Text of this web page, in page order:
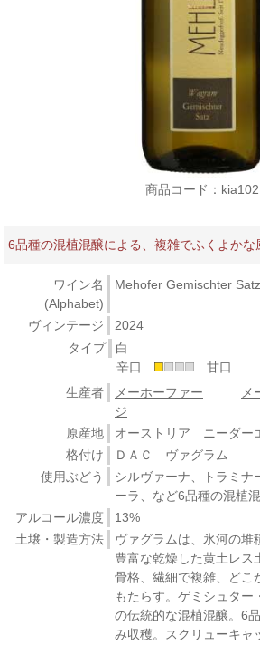
商品コード：kia102
6品種の混植混醸による、複雑でふくよかな
ワイン名
(Alphabet)
Mehofer Gemischter
ヴィンテージ
2024
タイプ
白
辛口
甘口
生産者
メーホーファー
メ
ジ
原産地
オーストリア ニーダー
格付け
ＤＡＣ ヴァグラム
使用ぶどう
シルヴァーナ、トラミナ
ーラ、など6品種の混植
アルコール濃度
13%
土壌・製造方法
ヴァグラムは、氷河の堆
豊富な乾燥した黄土レス
骨格、繊細で複雑、どこ
もたらす。ゲミシュター
の伝統的な混植混醸。6
み収穫。スクリューキャ